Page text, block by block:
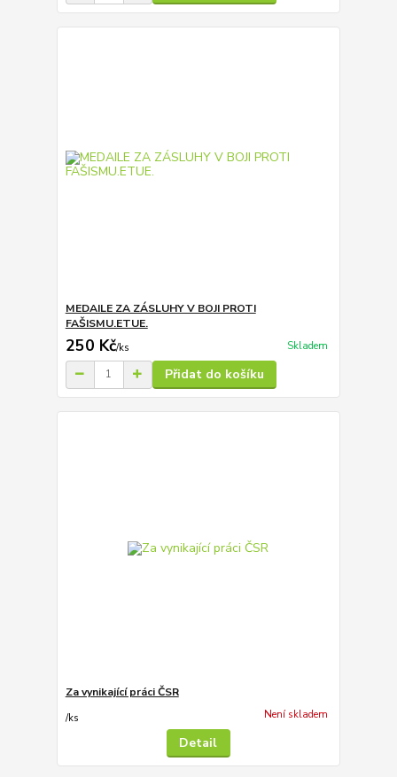
MEDAILE ZA ZÁSLUHY V BOJI PROTI
FAŠISMU.ETUE.
250 Kč/ks Skladem
Přidat do košíku
Za vynikající práci ČSR
/ks Není skladem
Detail